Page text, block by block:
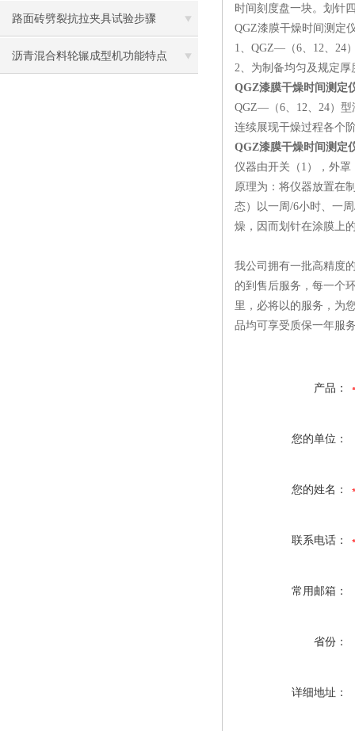
明
路面砖劈裂抗拉夹具试验步骤
沥青混合料轮辗成型机功能特点
时间刻度盘一块。划针
QGZ漆膜干燥时间测定
1、QGZ—（6、12、24
2、为制备均匀及规定
QGZ漆膜干燥时间测定
QGZ—（6、12、24）
连续展现干燥过程各个
QGZ漆膜干燥时间测定
仪器由开关（1），外
原理为：将仪器放置在
态）以一周/6小时、一
燥，因而划针在涂膜上
我公司拥有一批高精度
的到售后服务，每一个
里，必将以的服务，为
品均可享受质保一年服
产品：
您的单位：
您的姓名：
联系电话：
常用邮箱：
省份：
详细地址：